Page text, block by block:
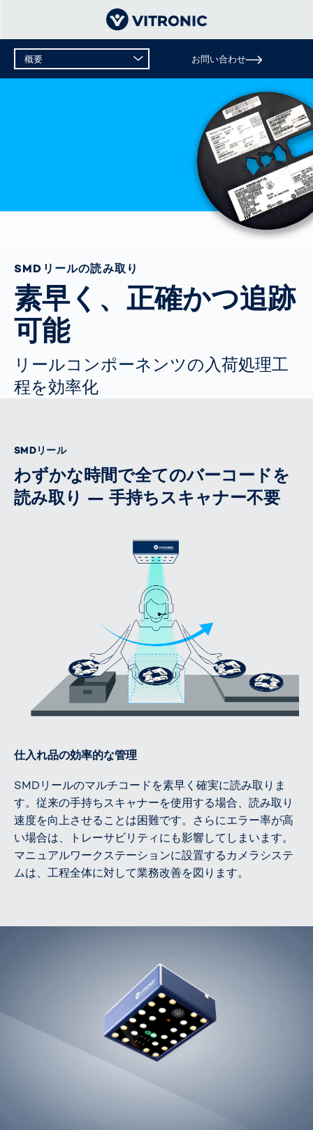
SMDリールの読み取り
素早く、正確かつ追跡
可能
リールコンポーネンツの入荷処理工
程を効率化
概要 お問い合わせ
SMDリール
わずかな時間で全てのバーコードを
読み取り — 手持ちスキャナー不要
仕入れ品の効率的な管理
SMDリールのマルチコードを素早く確実に読み取りま
す。従来の手持ちスキャナーを使用する場合、読み取り
速度を向上させることは困難です。さらにエラー率が高
い場合は、トレーサビリティにも影響してしまいます。
マニュアルワークステーションに設置するカメラシステ
ムは、工程全体に対して業務改善を図ります。